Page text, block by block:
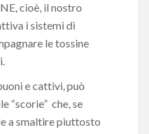
cioè, il nostro
i sistemi di
le tossine
e cattivi, può
“scorie” che, se
a smaltire piuttosto